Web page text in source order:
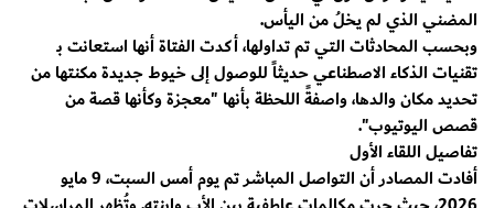
المضني الذي لم يخلُ من اليأس.
​وبحسب المحادثات التي تم تداولها، أكدت الفتاة أنها استعانت بـ
تقنيات الذكاء الاصطناعي حديثاً للوصول إلى خيوط جديدة مكنتها من
تحديد مكان والدها، واصفةً اللحظة بأنها "معجزة وكأنها قصة من
قصص اليوتيوب".
​تفاصيل اللقاء الأول
​أفادت المصادر أن التواصل المباشر تم يوم أمس السبت، 9 مايو